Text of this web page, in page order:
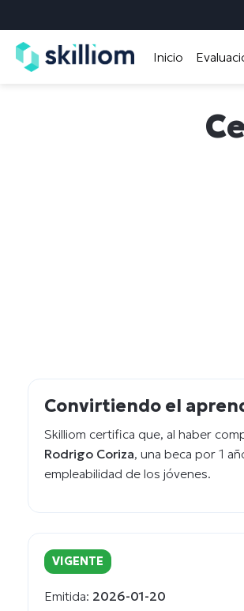
Inicio
Convirtiendo el
Skilliom certifica que, al haber
Rodrigo Coriza, una beca por 1
empleabilidad de los jóvenes.
VIGENTE
Emitida: 2026-01-20